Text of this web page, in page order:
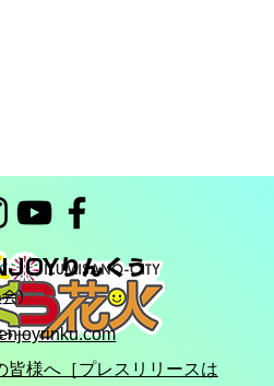
りんくう
会）
皆様へ［プレスリリースは